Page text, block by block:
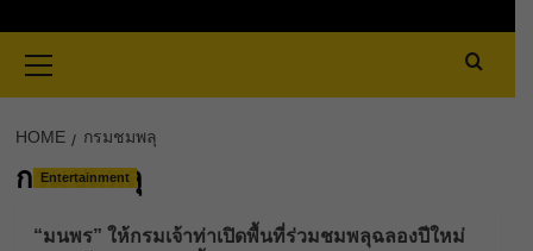
Menu
HOME กรมชมพลุ
กรมชมพลุ
Entertainment
“มนพร” ให้กรมเจ้าท่าเปิดพื้นที่ร่วมชมพลุฉลองปีใหม่